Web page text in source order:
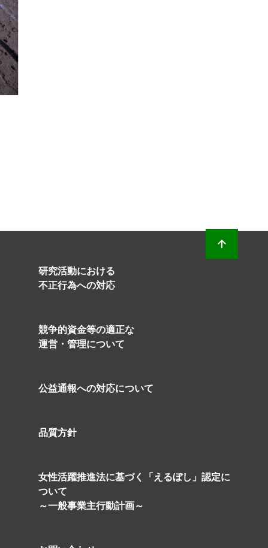
研究活動における
不正行為への対応
競争的資金等の適正な
運営・管理について
公益通報への対応について
品質方針
女性活躍推進法に基づく「えるぼし」認定に
ついて
～一般事業主行動計画～